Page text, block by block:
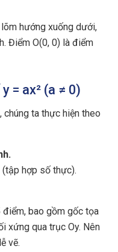
hướng xuống dưới,
Điểm O(0, 0) là điểm
= ax² (a ≠ 0)
chúng ta thực hiện theo
(tập hợp số thực).
bao gồm gốc tọa
xứng qua trục Oy. Nên
vẽ.